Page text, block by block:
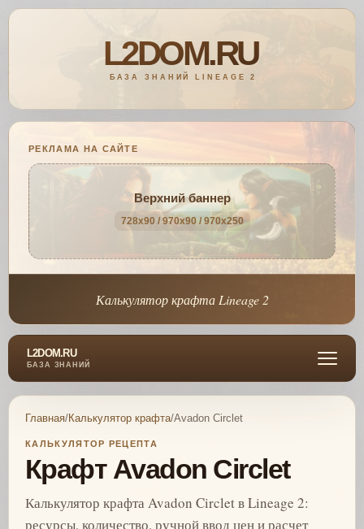
РЕКЛАМА НА САЙТЕ
Верхний баннер
728x90 / 970x90 / 970x250
Калькулятор крафта Lineage 2
L2DOM.RU
БАЗА ЗНАНИЙ
Главная/Калькулятор крафта/Avadon Circlet
КАЛЬКУЛЯТОР РЕЦЕПТА
Крафт Avadon Circlet
Калькулятор крафта Avadon Circlet в Lineage 2:
ресурсы, количество, ручной ввод цен и расчет